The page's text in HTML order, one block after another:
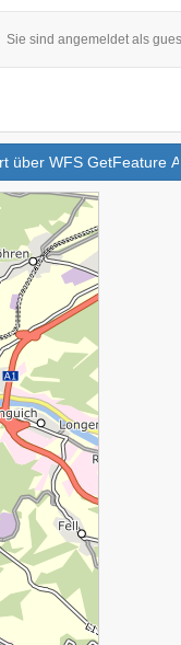
Sie sind angemeldet als
WFS GetFeature